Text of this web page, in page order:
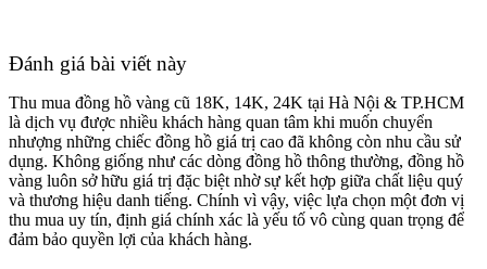
Đánh giá bài viết này
Thu mua đồng hồ vàng cũ 18K, 14K, 24K tại Hà Nội & TP.HCM
là dịch vụ được nhiều khách hàng quan tâm khi muốn chuyển
nhượng những chiếc đồng hồ giá trị cao đã không còn nhu cầu sử
dụng. Không giống như các dòng đồng hồ thông thường, đồng hồ
vàng luôn sở hữu giá trị đặc biệt nhờ sự kết hợp giữa chất liệu quý
và thương hiệu danh tiếng. Chính vì vậy, việc lựa chọn một đơn vị
thu mua uy tín, định giá chính xác là yếu tố vô cùng quan trọng để
đảm bảo quyền lợi của khách hàng.